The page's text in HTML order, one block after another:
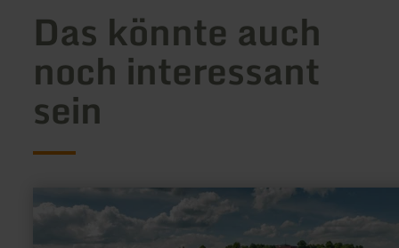
Das könnte auch
noch interessant
sein
erfahren